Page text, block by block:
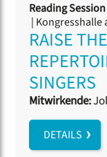
Reading Session
| Kongresshalle
RAISE
SINGERS
Mitwirkende:
DETAILS